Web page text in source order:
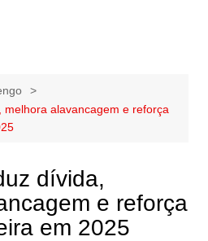
alavancagem e reforça
dívida,
e reforça
em 2025